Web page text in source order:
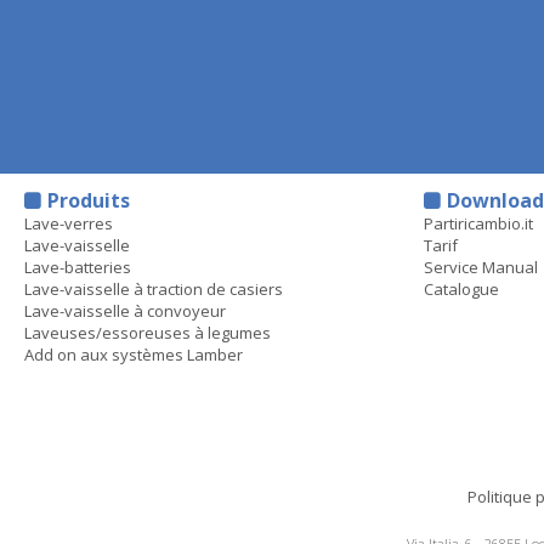
Produits
Lave-verres
Lave-vaisselle
Lave-batteries
Lave-vaisselle à traction de casiers
Lave-vaisselle à convoyeur
Laveuses/essoreuses à legumes
Add on aux systèmes Lamber
Download
Partiricambio.it
Tarif
Service Manual
Catalogue
Politique